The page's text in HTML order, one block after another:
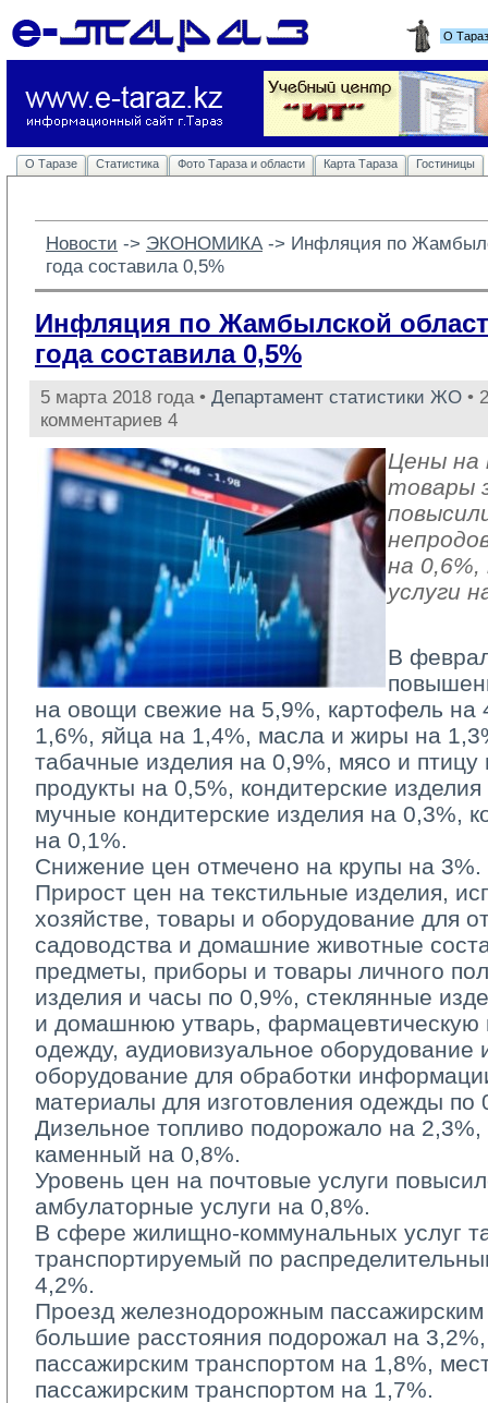
О
О Таразе Статистика Фото Тараза и области Карта Тараза Гостиницы
Новости -> ЭКОНОМИКА -> Инфляция по
года составила 0,5%
Инфляция по Жамбылской
года составила 0,5%
5 марта 2018 года • Департамент статистики ЖО •
комментариев 4
Цены на
товары
на
услуги
В
на овощи свежие на 5,9%, картофель на
1,6%, яйца на 1,4%, масла и жиры на
табачные изделия на 0,9%, мясо и
продукты на 0,5%, кондитерские
мучные кондитерские изделия на 0,3%,
на 0,1%.
Снижение цен отмечено на крупы на 3%.
Прирост цен на текстильные изделия,
хозяйстве, товары и оборудование для
садоводства и домашние животные
предметы, приборы и товары личного
изделия и часы по 0,9%, стеклянные
и домашнюю утварь, фармацевтическую
одежду, аудиовизуальное оборудование
оборудование для обработки
материалы для изготовления одежды по
Дизельное топливо подорожало на
каменный на 0,8%.
Уровень цен на почтовые услуги
амбулаторные услуги на 0,8%.
В сфере жилищно-коммунальных услуг
транспортируемый по
4,2%.
Проезд железнодорожным
большие расстояния подорожал на
пассажирским транспортом на 1,8%,
пассажирским транспортом на 1,7%.